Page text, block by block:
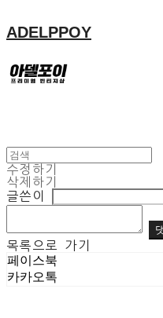
ADELPPOY
수정하기
삭제하기
글쓴이
목록으로 가기
페이스북
카카오톡